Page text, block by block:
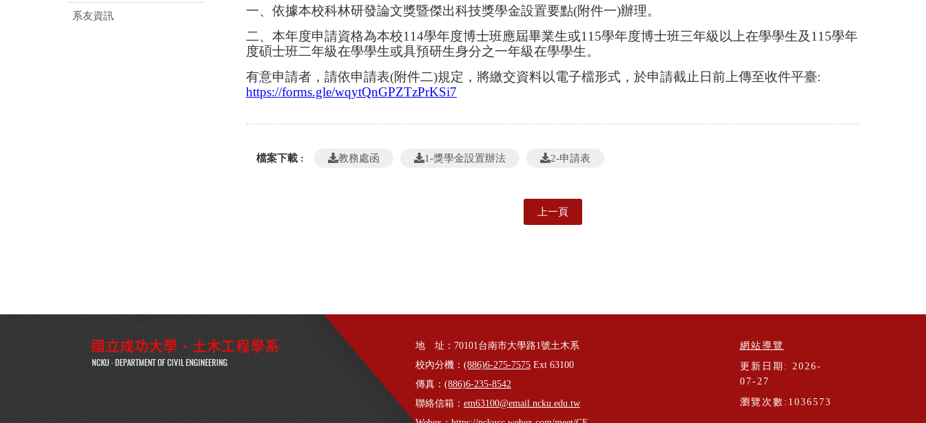
系友資訊
一、依據本校科林研發論文獎暨傑出科技獎學金設置要點(附件一)辦理。
二、本年度申請資格為本校114學年度博士班應屆畢業生或115學年度博士班三年級以上在學學生及115學年
度碩士班二年級在學學生或具預研生身分之一年級在學學生。
有意申請者，請依申請表(附件二)規定，將繳交資料以電子檔形式，於申請截止日前上傳至收件平臺:
https://forms.gle/wqytQnGPZTzPrKSi7
檔案下載 : 教務處函 1-獎學金設置辦法 2-申請表
上一頁
地 址：70101台南市大學路1號土木系
校內分機： (886)6-275-7575Ext 63100
傳真： (886)6-235-8542
聯絡信箱： em63100@email.ncku.edu.tw
網站導覽
更新日期: 2026-
07-27
瀏覽次數:1036573